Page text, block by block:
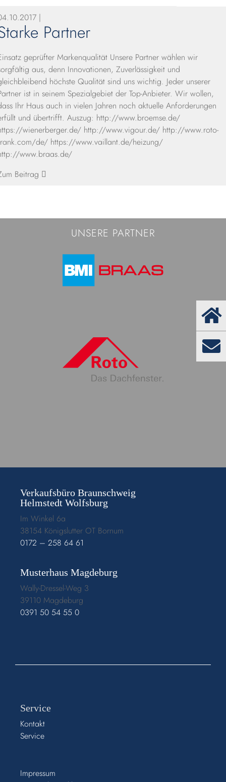
|
Partner
geprüfter Markenqualität Unsere Partner wählen wir
aus, denn Innovationen, Zuverlässigkeit und
höchste Qualität sind uns wichtig. Jeder unserer
ist in seinem Spezialgebiet der Top-Anbieter. Wir wollen,
Ihr Haus auch in vielen Jahren noch aktuelle Anforderungen
und übertrifft. Auszug: http://www.broemse.de/
wienerberger.de/ http://www.vigour.de/ http://www.roto-
de/ https://www.vaillant.de/heizung/
www.braas.de/
Beitrag
UNSERE PARTNER
Verkaufsbüro Braunschweig
Helmstedt Wolfsburg
Im Winkel 6a
38154 Königslutter OT Bornum
0172 – 258 64 61
Musterhaus Magdeburg
Wally-Dressel-Weg 3
39110 Magdeburg
0391 50 54 55 0
Service
Kontakt
Service
Impressum